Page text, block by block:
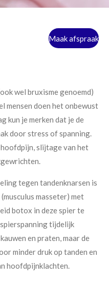
Maak afspraak
wel bruxisme genoemd)
mensen doen het onbewust
kun je merken dat je de
door stress of spanning.
slijtage van het
tegen tandenknarsen is
masseter) met
botox in deze spier te
tijdelijk
en praten, maar de
minder druk op tanden en
hoofdpijnklachten.